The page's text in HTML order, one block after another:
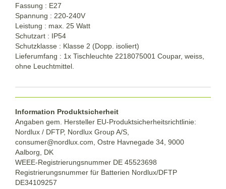
Fassung : E27
Spannung : 220-240V
Leistung : max. 25 Watt
Schutzart : IP54
Schutzklasse : Klasse 2 (Dopp. isoliert)
Lieferumfang : 1x Tischleuchte 2218075001 Coupar, weiss,
ohne Leuchtmittel.
Information Produktsicherheit
Angaben gem. Hersteller EU-Produktsicherheitsrichtlinie:
Nordlux / DFTP, Nordlux Group A/S,
consumer@nordlux.com, Ostre Havnegade 34, 9000
Aalborg, DK
WEEE-Registrierungsnummer DE 45523698
Registrierungsnummer für Batterien Nordlux/DFTP
DE34109257